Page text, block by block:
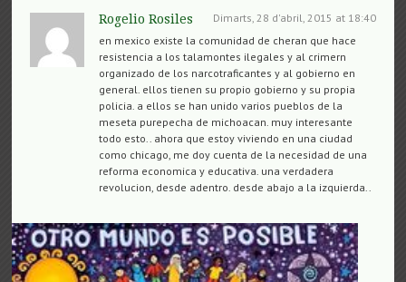
Rogelio Rosiles
Dimarts, 28 d'abril, 2015 at 18:40
en mexico existe la comunidad de cheran que hace
resistencia a los talamontes ilegales y al crimern
organizado de los narcotraficantes y al gobierno en
general. ellos tienen su propio gobierno y su propia
policia. a ellos se han unido varios pueblos de la
meseta purepecha de michoacan. muy interesante
todo esto.. ahora que estoy viviendo en una ciudad
como chicago, me doy cuenta de la necesidad de una
reforma economica y educativa. una verdadera
revolucion, desde adentro. desde abajo a la izquierda..